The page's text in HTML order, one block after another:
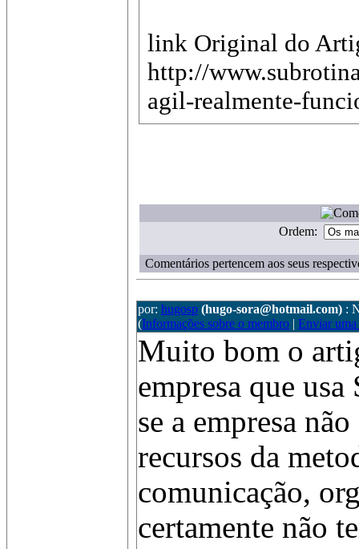
link Original do
http://
agil-realmente-
Ordem:
Comentários pertencem aos seus
por: hugosp (hugo-sora@hotmail.com) :
(Informações sobre o membro | Enviar uma
Muito bom o
empresa que
se a empresa
recursos da
comunicação,
certamente não